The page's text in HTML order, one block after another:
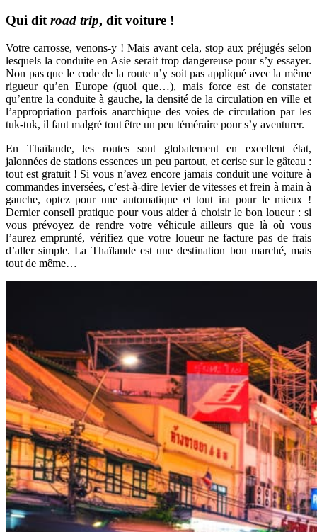
Qui dit road trip, dit voiture !
Votre carrosse, venons-y ! Mais avant cela, stop aux préjugés selon
lesquels la conduite en Asie serait trop dangereuse pour s’y essayer.
Non pas que le code de la route n’y soit pas appliqué avec la même
rigueur qu’en Europe (quoi que…), mais force est de constater
qu’entre la conduite à gauche, la densité de la circulation en ville et
l’appropriation parfois anarchique des voies de circulation par les
tuk-tuk, il faut malgré tout être un peu téméraire pour s’y aventurer.
En Thaïlande, les routes sont globalement en excellent état,
jalonnées de stations essences un peu partout, et cerise sur le gâteau :
tout est gratuit ! Si vous n’avez encore jamais conduit une voiture à
commandes inversées, c’est-à-dire levier de vitesses et frein à main à
gauche, optez pour une automatique et tout ira pour le mieux !
Dernier conseil pratique pour vous aider à choisir le bon loueur : si
vous prévoyez de rendre votre véhicule ailleurs que là où vous
l’aurez emprunté, vérifiez que votre loueur ne facture pas de frais
d’aller simple. La Thaïlande est une destination bon marché, mais
tout de même…